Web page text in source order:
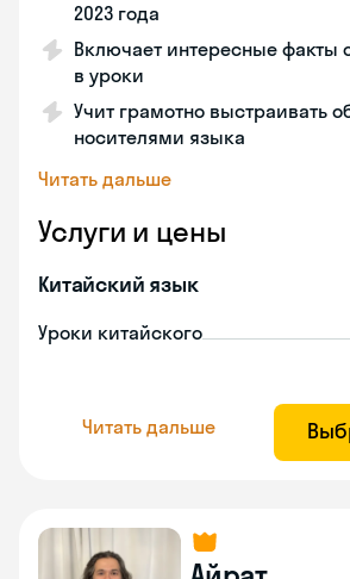
2023 года
Включает интересные факты
в уроки
Учит грамотно выстраивать
носителями языка
Читать дальше
Услуги и цены
Китайский язык
Уроки китайского
Читать дальше